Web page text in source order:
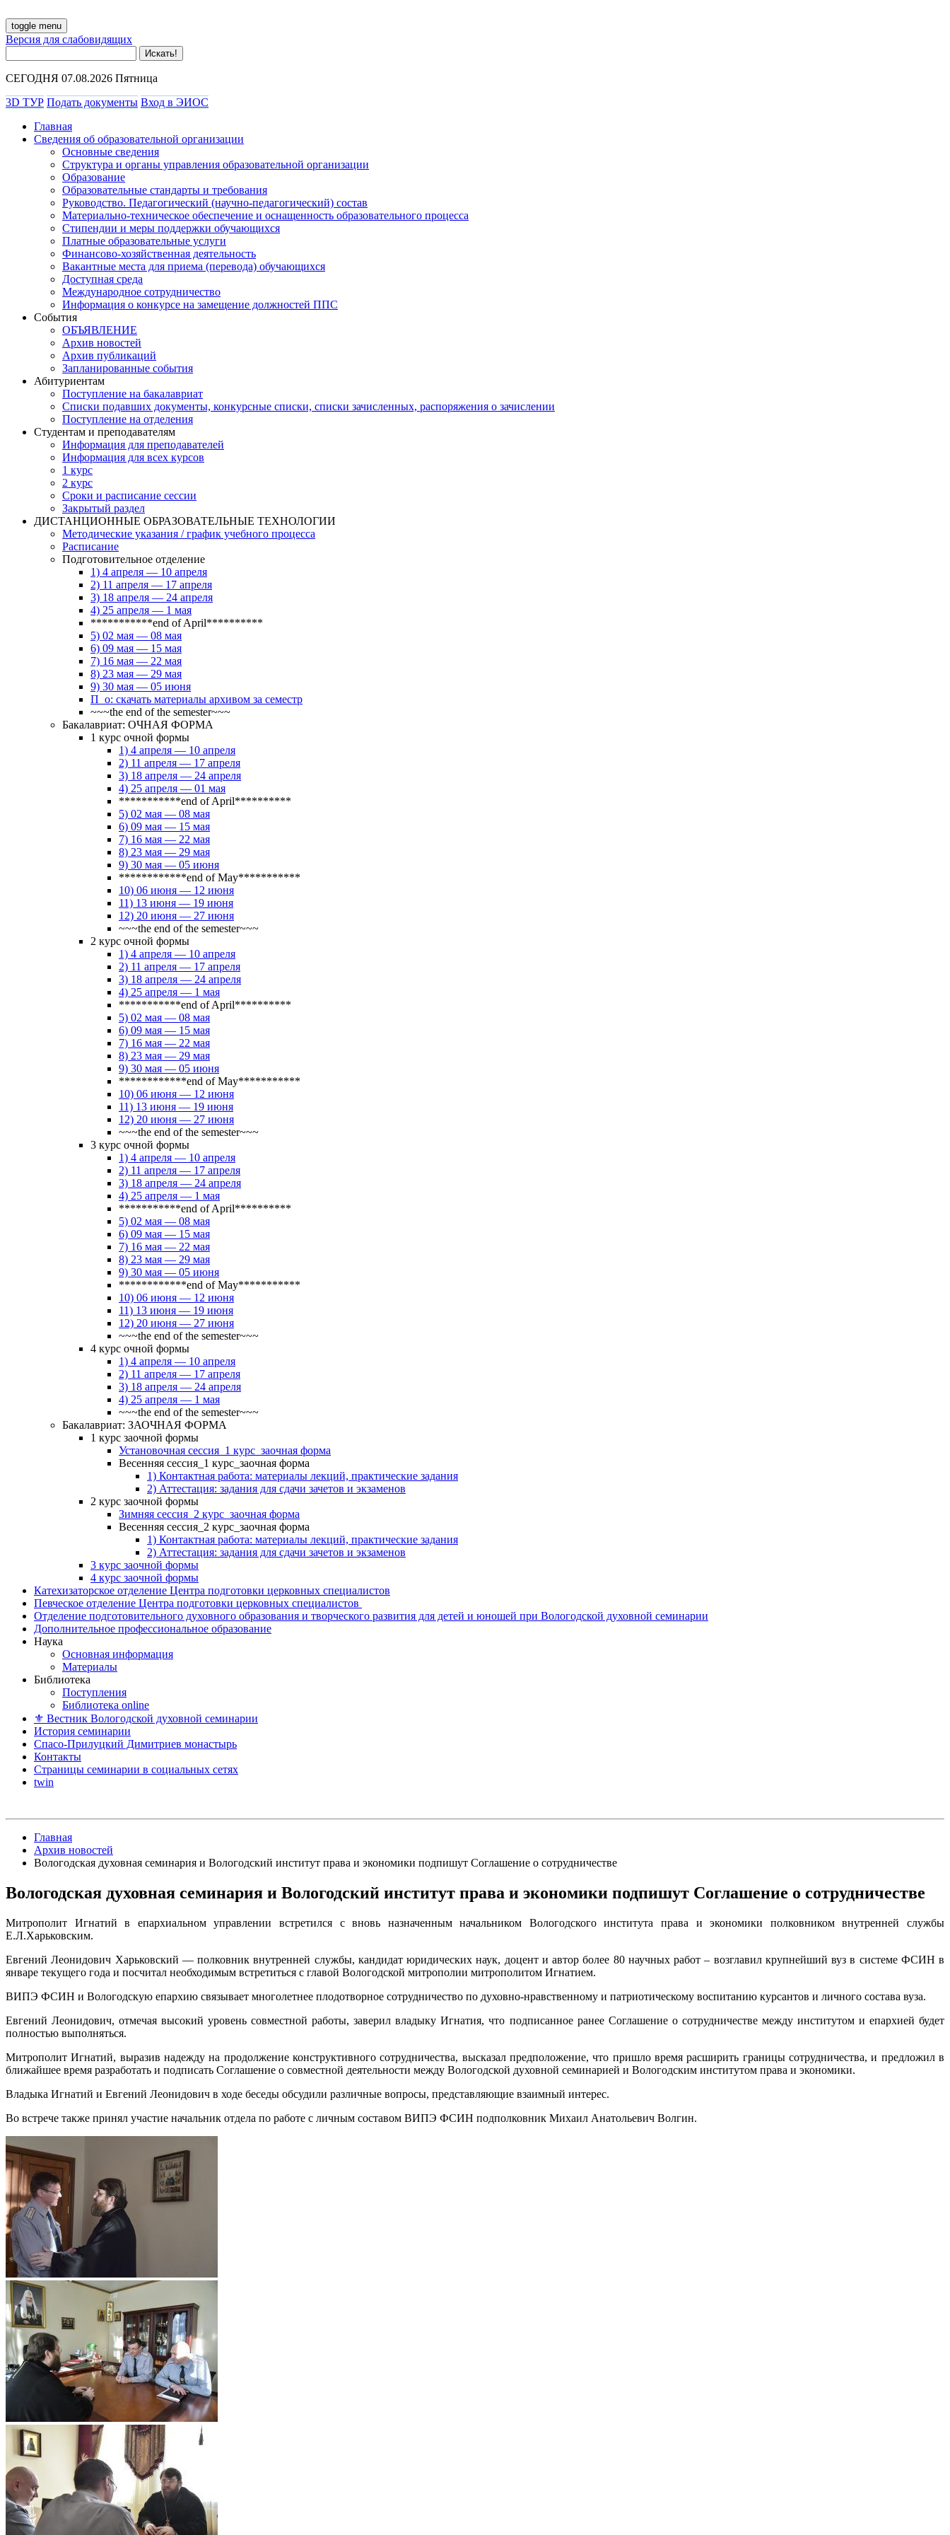
toggle menu
Версия для слабовидящих
СЕГОДНЯ 07.08.2026 Пятница
3D ТУР Подать документы Вход в ЭИОС
Главная
Сведения об образовательной организации
Основные сведения
Структура и органы управления образовательной организации
Образование
Образовательные стандарты и требования
Руководство. Педагогический (научно-педагогический) состав
Материально-техническое обеспечение и оснащенность образовательного процесса
Стипендии и меры поддержки обучающихся
Платные образовательные услуги
Финансово-хозяйственная деятельность
Вакантные места для приема (перевода) обучающихся
Доступная среда
Международное сотрудничество
Информация о конкурсе на замещение должностей ППС
События
ОБЪЯВЛЕНИЕ
Архив новостей
Архив публикаций
Запланированные события
Абитуриентам
Поступление на бакалавриат
Списки подавших документы, конкурсные списки, списки зачисленных, распоряжения о зачислении
Поступление на отделения
Студентам и преподавателям
Информация для преподавателей
Информация для всех курсов
1 курс
2 курс
Сроки и расписание сессии
Закрытый раздел
ДИСТАНЦИОННЫЕ ОБРАЗОВАТЕЛЬНЫЕ ТЕХНОЛОГИИ
Методические указания / график учебного процесса
Расписание
Подготовительное отделение
1) 4 апреля — 10 апреля
2) 11 апреля — 17 апреля
3) 18 апреля — 24 апреля
4) 25 апреля — 1 мая
***********end of April**********
5) 02 мая — 08 мая
6) 09 мая — 15 мая
7) 16 мая — 22 мая
8) 23 мая — 29 мая
9) 30 мая — 05 июня
П_о: скачать материалы архивом за семестр
~~~the end of the semester~~~
Бакалавриат: ОЧНАЯ ФОРМА
1 курс очной формы
1) 4 апреля — 10 апреля
2) 11 апреля — 17 апреля
3) 18 апреля — 24 апреля
4) 25 апреля — 01 мая
***********end of April**********
5) 02 мая — 08 мая
6) 09 мая — 15 мая
7) 16 мая — 22 мая
8) 23 мая — 29 мая
9) 30 мая — 05 июня
************end of May***********
10) 06 июня — 12 июня
11) 13 июня — 19 июня
12) 20 июня — 27 июня
~~~the end of the semester~~~
2 курс очной формы
1) 4 апреля — 10 апреля
2) 11 апреля — 17 апреля
3) 18 апреля — 24 апреля
4) 25 апреля — 1 мая
***********end of April**********
5) 02 мая — 08 мая
6) 09 мая — 15 мая
7) 16 мая — 22 мая
8) 23 мая — 29 мая
9) 30 мая — 05 июня
************end of May***********
10) 06 июня — 12 июня
11) 13 июня — 19 июня
12) 20 июня — 27 июня
~~~the end of the semester~~~
3 курс очной формы
1) 4 апреля — 10 апреля
2) 11 апреля — 17 апреля
3) 18 апреля — 24 апреля
4) 25 апреля — 1 мая
***********end of April**********
5) 02 мая — 08 мая
6) 09 мая — 15 мая
7) 16 мая — 22 мая
8) 23 мая — 29 мая
9) 30 мая — 05 июня
************end of May***********
10) 06 июня — 12 июня
11) 13 июня — 19 июня
12) 20 июня — 27 июня
~~~the end of the semester~~~
4 курс очной формы
1) 4 апреля — 10 апреля
2) 11 апреля — 17 апреля
3) 18 апреля — 24 апреля
4) 25 апреля — 1 мая
~~~the end of the semester~~~
Бакалавриат: ЗАОЧНАЯ ФОРМА
1 курс заочной формы
Установочная сессия_1 курс_заочная форма
Весенняя сессия_1 курс_заочная форма
1) Контактная работа: материалы лекций, практические задания
2) Аттестация: задания для сдачи зачетов и экзаменов
2 курс заочной формы
Зимняя сессия_2 курс_заочная форма
Весенняя сессия_2 курс_заочная форма
1) Контактная работа: материалы лекций, практические задания
2) Аттестация: задания для сдачи зачетов и экзаменов
3 курс заочной формы
4 курс заочной формы
Катехизаторское отделение Центра подготовки церковных специалистов
Певческое отделение Центра подготовки церковных специалистов
Отделение подготовительного духовного образования и творческого развития для детей и юношей при Вологодской духовной семинарии
Дополнительное профессиональное образование
Наука
Основная информация
Материалы
Библиотека
Поступления
Библиотека online
⚜ Вестник Вологодской духовной семинарии
История семинарии
Спасо-Прилуцкий Димитриев монастырь
Контакты
Страницы семинарии в социальных сетях
twin
Главная
Архив новостей
Вологодская духовная семинария и Вологодский институт права и экономики подпишут Соглашение о сотрудничестве
Вологодская духовная семинария и Вологодский институт права и экономики подпишут Соглашение о сотрудничестве
Митрополит Игнатий в епархиальном управлении встретился с вновь назначенным начальником Вологодского института права и экономики полковником внутренней службы
Е.Л.Харьковским.
Евгений Леонидович Харьковский — полковник внутренней службы, кандидат юридических наук, доцент и автор более 80 научных работ – возглавил крупнейший вуз в системе ФСИН в
январе текущего года и посчитал необходимым встретиться с главой Вологодской митрополии митрополитом Игнатием.
ВИПЭ ФСИН и Вологодскую епархию связывает многолетнее плодотворное сотрудничество по духовно-нравственному и патриотическому воспитанию курсантов и личного состава вуза.
Евгений Леонидович, отмечая высокий уровень совместной работы, заверил владыку Игнатия, что подписанное ранее Соглашение о сотрудничестве между институтом и епархией будет
полностью выполняться.
Митрополит Игнатий, выразив надежду на продолжение конструктивного сотрудничества, высказал предположение, что пришло время расширить границы сотрудничества, и предложил в
ближайшее время разработать и подписать Соглашение о совместной деятельности между Вологодской духовной семинарией и Вологодским институтом права и экономики.
Владыка Игнатий и Евгений Леонидович в ходе беседы обсудили различные вопросы, представляющие взаимный интерес.
Во встрече также принял участие начальник отдела по работе с личным составом ВИПЭ ФСИН подполковник Михаил Анатольевич Волгин.